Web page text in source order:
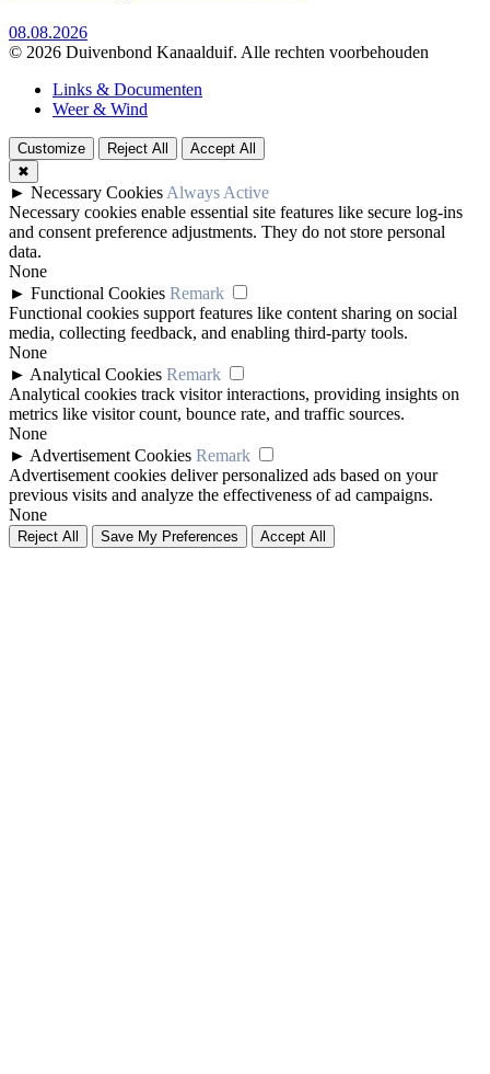
08.08.2026
© 2026 Duivenbond Kanaalduif. Alle rechten voorbehouden
Links & Documenten
Weer & Wind
Customize Reject All
Accept All
✖
► Necessary Cookies Always Active
Necessary cookies enable essential site features like secure log-ins
and consent preference adjustments. They do not store personal
data.
None
► Functional Cookies Remark
Functional cookies support features like content sharing on social
media, collecting feedback, and enabling third-party tools.
None
► Analytical Cookies Remark
Analytical cookies track visitor interactions, providing insights on
metrics like visitor count, bounce rate, and traffic sources.
None
► Advertisement Cookies Remark
Advertisement cookies deliver personalized ads based on your
previous visits and analyze the effectiveness of ad campaigns.
None
Reject All Save My Preferences Accept All